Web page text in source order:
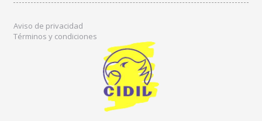
Aviso de privacidad
Términos y condiciones